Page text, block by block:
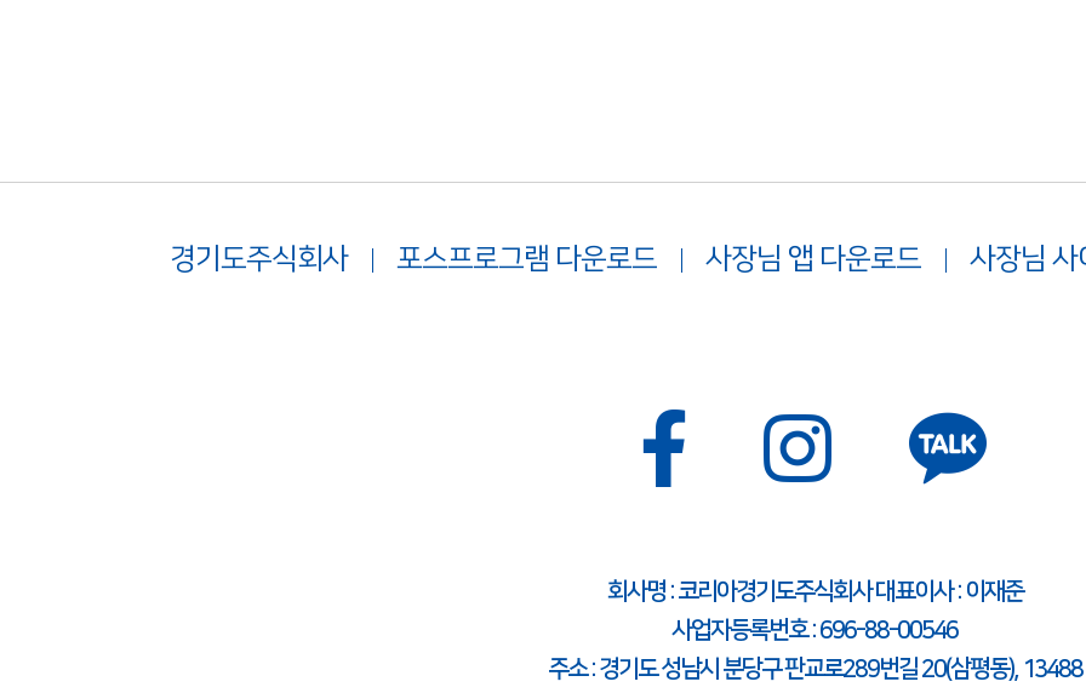
경기도주식회사 포스프로그램 다운로드 사장님 앱 다운로드 사장님 사
회사명 : 코리아경기도주식회사 대표이사 : 이재준
사업자등록번호 : 696-88-00546
주소 : 경기도 성남시 분당구 판교로289번길 20(삼평동), 13488